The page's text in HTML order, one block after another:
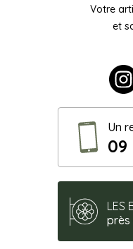
Un
09
Votre
et
LES
près